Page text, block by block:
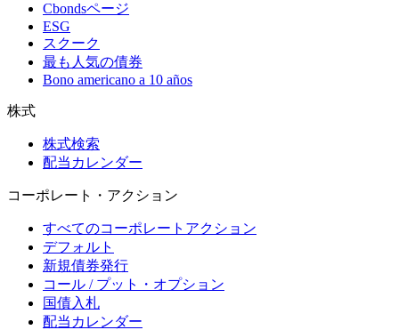
Cbondsページ
ESG
スクーク
最も人気の債券
Bono americano a 10 años
株式
株式検索
配当カレンダー
コーポレート・アクション
すべてのコーポレートアクション
デフォルト
新規債券発行
コール / プット・オプション
国債入札
配当カレンダー